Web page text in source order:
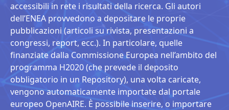
accessibili in rete i risultati della ricerca. Gli autori
dell’ENEA provvedono a depositare le proprie
pubblicazioni (articoli su rivista, presentazioni a
congressi, report, ecc.). In particolare, quelle
finanziate dalla Commissione Europea nell’ambito del
programma H2020 (che prevede il deposito
obbligatorio in un Repository), una volta caricate,
vengono automaticamente importate dal portale
europeo OpenAIRE. È possibile inserire, o importare